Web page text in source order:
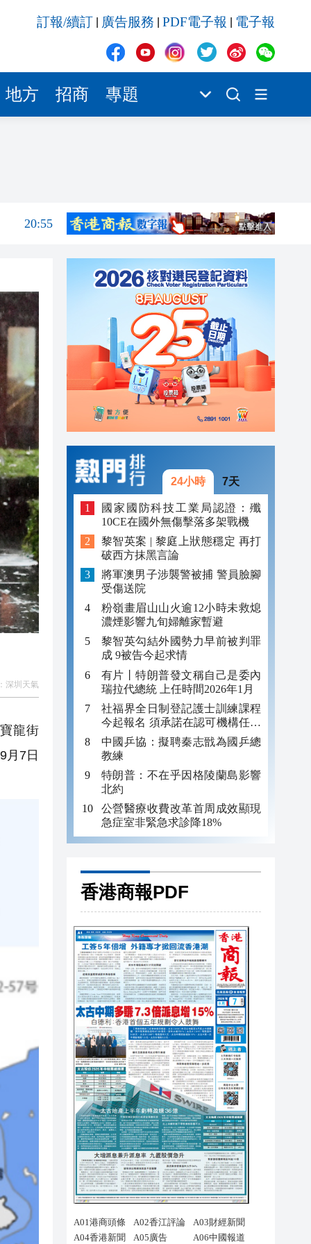
訂報/續訂 廣告服務 PDF電子報 電子報
地方 招商 專題
20:42
20:40
20:42
20:40
20:39
21:08
21:04
20:55
20:42
20:42
20:41
20:40
20:39
深圳天氣
龍街
月7日
24小時 7天
國家國防科技工業局認證：殲
10CE在國外無傷擊落多架戰機
黎智英案 | 黎庭上狀態穩定 再打
破西方抹黑言論
將軍澳男子涉襲警被捕 警員臉腳
受傷送院
粉嶺畫眉山山火逾12小時未救熄
濃煙影響九旬婦離家暫避
黎智英勾結外國勢力早前被判罪
成 9被告今起求情
有片丨特朗普發文稱自己是委內
瑞拉代總統 上任時間2026年1月
社福界全日制登記護士訓練課程
今起報名 須承諾在認可機構任職
至少三年
中國乒協：擬聘秦志戩為國乒總
教練
特朗普：不在乎因格陵蘭島影響
北約
公營醫療收費改革首周成效顯現
急症室非緊急求診降18%
香港商報PDF